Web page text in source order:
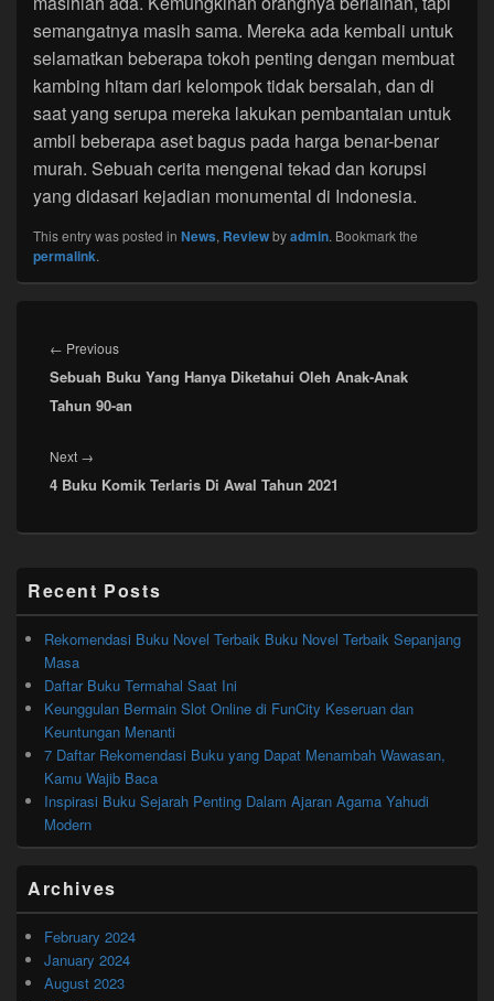
semangatnya masih sama. Mereka ada kembali untuk
selamatkan beberapa tokoh penting dengan membuat
kambing hitam dari kelompok tidak bersalah, dan di
saat yang serupa mereka lakukan pembantaian untuk
ambil beberapa aset bagus pada harga benar-benar
murah. Sebuah cerita mengenai tekad dan korupsi
yang didasari kejadian monumental di Indonesia.
This entry was posted in News, Reviewbyadmin. Bookmark the
permalink.
navigation
← PreviousPrevious
post:
Sebuah Buku Yang Hanya Diketahui Oleh Anak-Anak
Tahun 90-an
Next →
post:
4 Buku Komik Terlaris Di Awal Tahun 2021
Sidebar
Widget
Area
Recent Posts
Rekomendasi Buku Novel Terbaik Buku Novel Terbaik Sepanjang
Masa
Daftar Buku Termahal Saat Ini
Keunggulan Bermain Slot Online di FunCity Keseruan dan
Keuntungan Menanti
7 Daftar Rekomendasi Buku yang Dapat Menambah Wawasan,
Kamu Wajib Baca
Inspirasi Buku Sejarah Penting Dalam Ajaran Agama Yahudi
Modern
Archives
February 2024
January 2024
August 2023